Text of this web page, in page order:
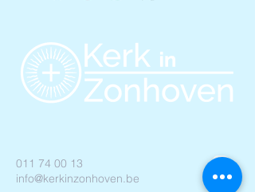
011 74 00 13
info@kerkinzonhoven.be